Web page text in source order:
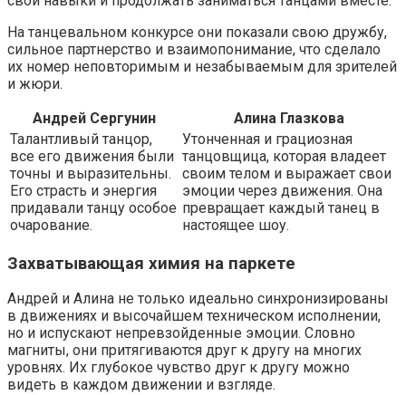
На танцевальном конкурсе они показали свою дружбу,
сильное партнерство и взаимопонимание, что сделало
их номер неповторимым и незабываемым для зрителей
и жюри.
Андрей Сергунин
Алина Глазкова
Талантливый танцор,
все его движения были
точны и выразительны.
Его страсть и энергия
придавали танцу особое
очарование.
Утонченная и грациозная
танцовщица, которая владеет
своим телом и выражает свои
эмоции через движения. Она
превращает каждый танец в
настоящее шоу.
Захватывающая химия на паркете
Андрей и Алина не только идеально синхронизированы
в движениях и высочайшем техническом исполнении,
но и испускают непревзойденные эмоции. Словно
магниты, они притягиваются друг к другу на многих
уровнях. Их глубокое чувство друг к другу можно
видеть в каждом движении и взгляде.